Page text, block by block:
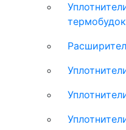
термобудок